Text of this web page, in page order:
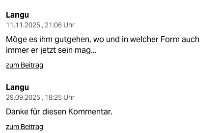
berlin
nord
wahrheit
verlag
verlag
veranstaltungen
Langu
11.11.2025 , 21:06 Uhr
Möge es ihm gutgehen, wo und in welcher Form auch
immer er jetzt sein mag...
zum Beitrag
Langu
29.09.2025 , 18:25 Uhr
Danke für diesen Kommentar.
zum Beitrag